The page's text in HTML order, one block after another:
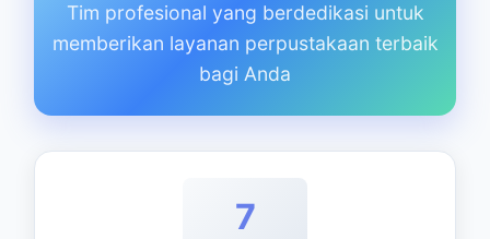
Tim profesional yang berdedikasi untuk
memberikan layanan perpustakaan terbaik
bagi Anda
7